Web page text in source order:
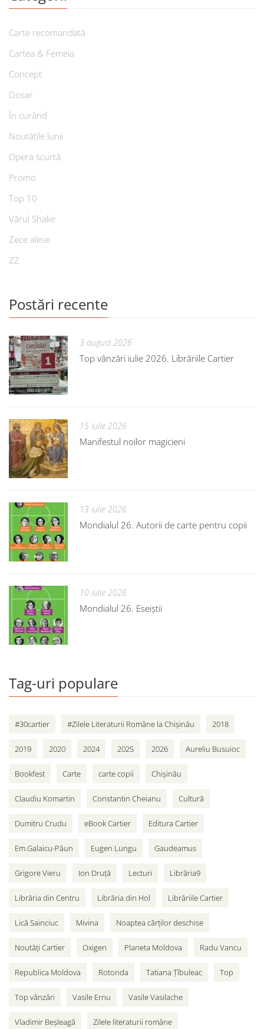
Carte recomandată
Cartea & Femeia
Concept
Dosar
În curând
Noutățile lunii
Opera scurtă
Promo
Top 10
Vărul Shake
Zece alese
ZZ
Postări recente
3 august 2026
Top vânzări iulie 2026. Librăriile Cartier
15 iulie 2026
Manifestul noilor magicieni
13 iulie 2026
Mondialul 26. Autorii de carte pentru copii
10 iulie 2026
Mondialul 26. Eseiștii
Tag-uri populare
#30cartier #Zilele Literaturii Române la Chișinău 2018
2019 2020 2024 2025 2026 Aureliu Busuioc
Bookfest Carte carte copii Chișinău
Claudiu Komartin Constantin Cheianu Cultură
Dumitru Crudu eBook Cartier Editura Cartier
Em.Galaicu-Păun Eugen Lungu Gaudeamus
Grigore Vieru Ion Druță Lecturi Librăria9
Librăria din Centru Librăria din Hol Librăriile Cartier
Lică Sainciuc Mivina Noaptea cărților deschise
Noutăți Cartier Oxigen Planeta Moldova Radu Vancu
Republica Moldova Rotonda Tatiana Țîbuleac Top
Top vânzări Vasile Ernu Vasile Vasilache
Vladimir Beșleagă Zilele literaturii române